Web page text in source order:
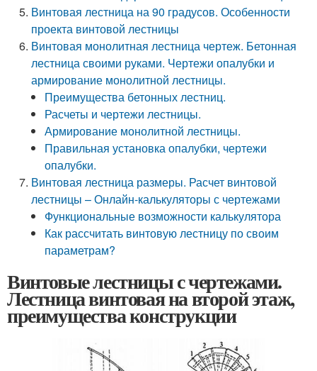
Винтовая лестница на 90 градусов. Особенности
проекта винтовой лестницы
Винтовая монолитная лестница чертеж. Бетонная
лестница своими руками. Чертежи опалубки и
армирование монолитной лестницы.
Преимущества бетонных лестниц.
Расчеты и чертежи лестницы.
Армирование монолитной лестницы.
Правильная установка опалубки, чертежи
опалубки.
Винтовая лестница размеры. Расчет винтовой
лестницы – Онлайн-калькуляторы с чертежами
Функциональные возможности калькулятора
Как рассчитать винтовую лестницу по своим
параметрам?
Винтовые лестницы с чертежами.
Лестница винтовая на второй этаж,
преимущества конструкции